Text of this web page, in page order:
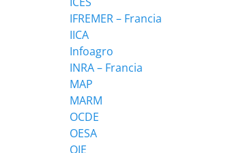
IFREMER – Francia
IICA
Infoagro
INRA – Francia
MAP
MARM
OCDE
OESA
OIE